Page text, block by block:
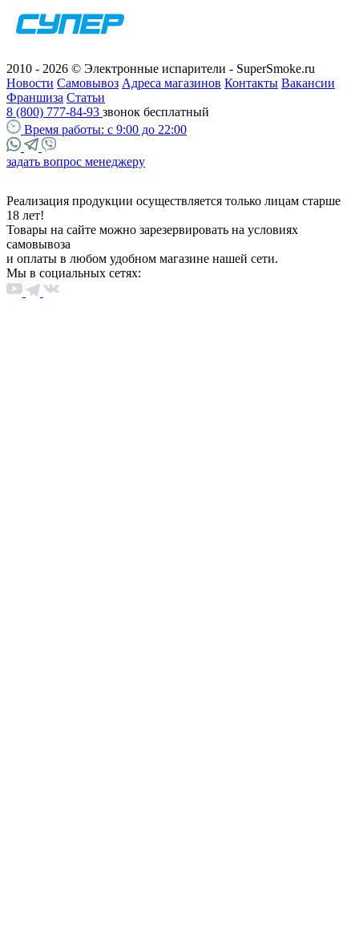
2010 - 2026 © Электронные испарители - SuperSmoke.ru
Новости Самовывоз Адреса магазинов Контакты Вакансии
Франшиза Статьи
8 (800) 777-84-93 звонок бесплатный
Время работы: с 9:00 до 22:00
задать вопрос менеджеру
Реализация продукции осуществляется только лицам старше
18 лет!
Товары на сайте можно зарезервировать на условиях
самовывоза
и оплаты в любом удобном магазине нашей сети.
Мы в социальных сетях: